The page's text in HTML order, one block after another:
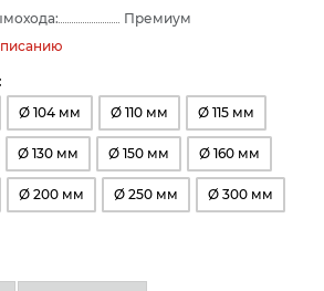
Премиум
Ø 104 мм Ø 110 мм Ø 115 мм
Ø 130 мм Ø 150 мм Ø 160 мм
Ø 200 мм Ø 250 мм Ø 300 мм